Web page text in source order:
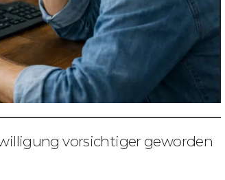
vorsichtiger geworden